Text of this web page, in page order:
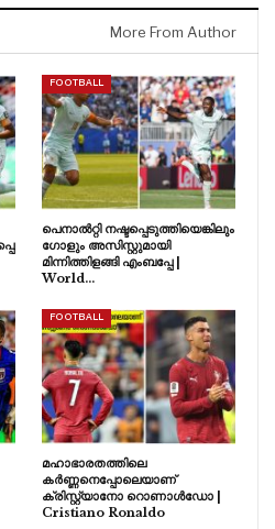
More From Author
FOOTBALL
പെനാൽറ്റി നഷ്ടപ്പെടുത്തിയെങ്കിലും
ഗോളും അസിസ്റ്റുമായി
മിന്നിത്തിളങ്ങി എംബപ്പേ |
World…
FOOTBALL
മഹാഭാരതത്തിലെ
കർണ്ണനെപ്പോലെയാണ്
ക്രിസ്റ്റ്യാനോ റൊണാൾഡോ |
Cristiano Ronaldo